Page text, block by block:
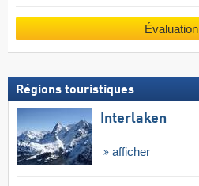
Évaluation
Régions touristiques
Interlaken
afficher